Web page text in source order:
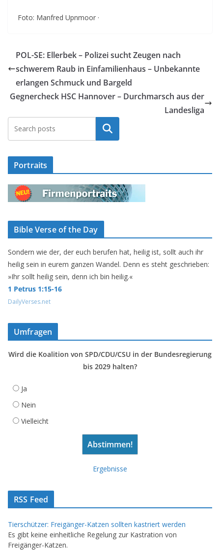
Foto: Manfred Upnmoor ·
POL-SE: Ellerbek – Polizei sucht Zeugen nach
schwerem Raub in Einfamilienhaus – Unbekannte
erlangen Schmuck und Bargeld
Gegnercheck HSC Hannover – Durchmarsch aus der
Landesliga
Suchen
Portraits
Bible Verse of the Day
Sondern wie der, der euch berufen hat, heilig ist, sollt auch ihr
heilig sein in eurem ganzen Wandel. Denn es steht geschrieben:
»Ihr sollt heilig sein, denn ich bin heilig.«
1 Petrus 1:15-16
DailyVerses.net
Umfragen
Wird die Koalition von SPD/CDU/CSU in der Bundesregierung
bis 2029 halten?
Ja
Nein
Vielleicht
Ergebnisse
RSS Feed
Tierschützer: Freigänger-Katzen sollten kastriert werden
Es gibt keine einheitliche Regelung zur Kastration von
Freigänger-Katzen.